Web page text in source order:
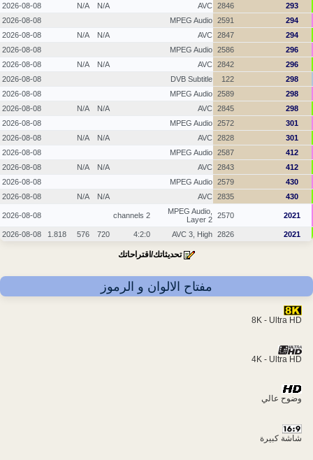
293
2846
AVC
N/A
N/A
2026-08-08
294
2591
MPEG Audio
2026-08-08
294
2847
AVC
N/A
N/A
2026-08-08
296
2586
MPEG Audio
2026-08-08
296
2842
AVC
N/A
N/A
2026-08-08
298
122
DVB Subtitle
2026-08-08
298
2589
MPEG Audio
2026-08-08
298
2845
AVC
N/A
N/A
2026-08-08
301
2572
MPEG Audio
2026-08-08
301
2828
AVC
N/A
N/A
2026-08-08
412
2587
MPEG Audio
2026-08-08
412
2843
AVC
N/A
N/A
2026-08-08
430
2579
MPEG Audio
2026-08-08
430
2835
AVC
N/A
N/A
2026-08-08
2021
2570
MPEG Audio,
Layer 2
2 channels
2026-08-08
2021
2826
AVC 3, High
4:2:0
720
576
1.818
2026-08-08
تحديثاتك/اقتراحاتك
مفتاح الالوان و الرموز
8K - Ultra HD
4K - Ultra HD
وضوح عالي
شاشة كبيرة